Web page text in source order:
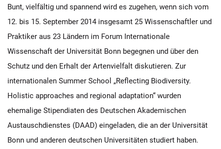
Bunt, vielfältig und spannend wird es zugehen, wenn sich vom
12. bis 15. September 2014 insgesamt 25 Wissenschaftler und
Praktiker aus 23 Ländern im Forum Internationale
Wissenschaft der Universität Bonn begegnen und über den
Schutz und den Erhalt der Artenvielfalt diskutieren. Zur
internationalen Summer School „Reflecting Biodiversity.
Holistic approaches and regional adaptation“ wurden
ehemalige Stipendiaten des Deutschen Akademischen
Austauschdienstes (DAAD) eingeladen, die an der Universität
Bonn und anderen deutschen Universitäten studiert haben.